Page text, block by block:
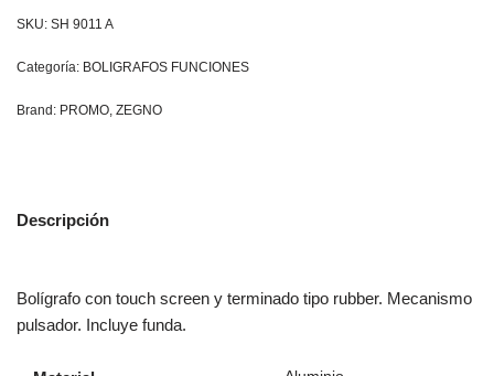
SKU: SH 9011 A
Categoría: BOLIGRAFOS FUNCIONES
Brand: PROMO, ZEGNO
Descripción
Bolígrafo con touch screen y terminado tipo rubber. Mecanismo
pulsador. Incluye funda.